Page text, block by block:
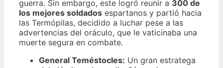
guerra. Sin embargo, este logró reunir a 300 de
los mejores soldados espartanos y partió hacia
las Termópilas, decidido a luchar pese a las
advertencias del oráculo, que le vaticinaba una
muerte segura en combate.
General Teméstocles: Un gran estratega